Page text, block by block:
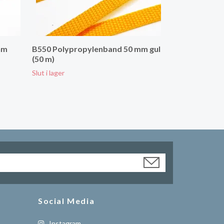
B550 Polypropylenband 50 mm gul
(50 m)
Slut i lager
Social Media